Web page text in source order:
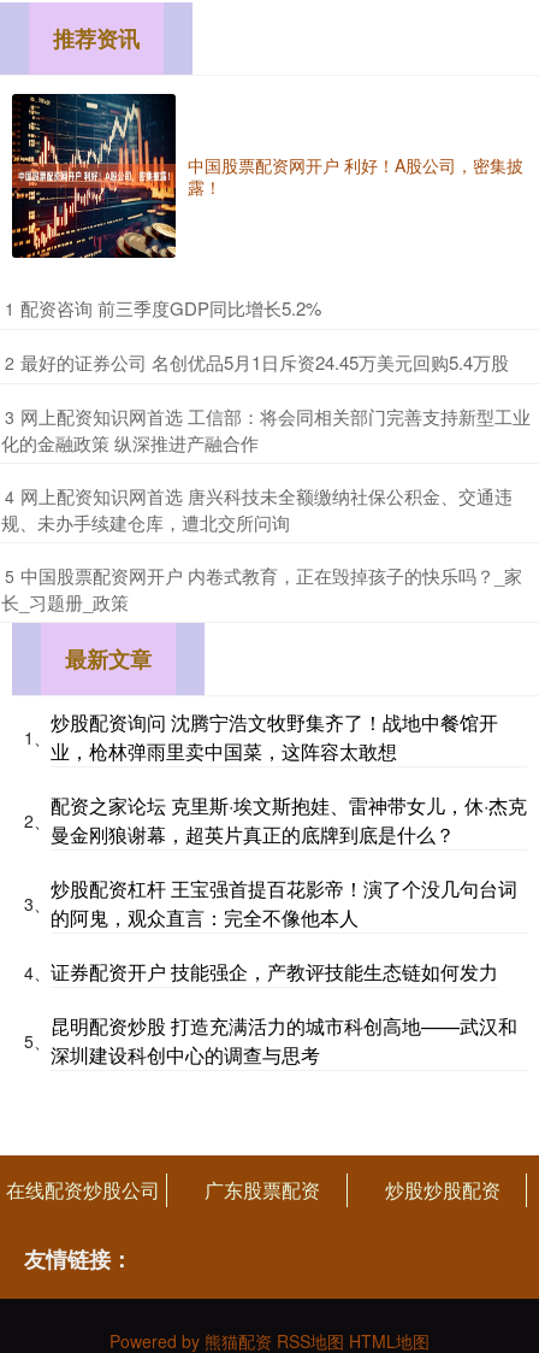
推荐资讯
中国股票配资网开户 利好！A股公司，密集披
露！
1 ​配资咨询 前三季度GDP同比增长5.2%
2 ​最好的证券公司 名创优品5月1日斥资24.45万美元回购5.4万股
3 ​网上配资知识网首选 工信部：将会同相关部门完善支持新型工业
化的金融政策 纵深推进产融合作
4 ​网上配资知识网首选 唐兴科技未全额缴纳社保公积金、交通违
规、未办手续建仓库，遭北交所问询
5 ​中国股票配资网开户 内卷式教育，正在毁掉孩子的快乐吗？_家
长_习题册_政策
最新文章
1、
炒股配资询问 沈腾宁浩文牧野集齐了！战地中餐馆开
业，枪林弹雨里卖中国菜，这阵容太敢想
2、
配资之家论坛 克里斯·埃文斯抱娃、雷神带女儿，休·杰克
曼金刚狼谢幕，超英片真正的底牌到底是什么？
3、
炒股配资杠杆 王宝强首提百花影帝！演了个没几句台词
的阿鬼，观众直言：完全不像他本人
4、 证券配资开户 技能强企，产教评技能生态链如何发力
5、
昆明配资炒股 打造充满活力的城市科创高地——武汉和
深圳建设科创中心的调查与思考
在线配资炒股公司 广东股票配资 炒股炒股配资
友情链接：
Powered by 熊猫配资 RSS地图 HTML地图